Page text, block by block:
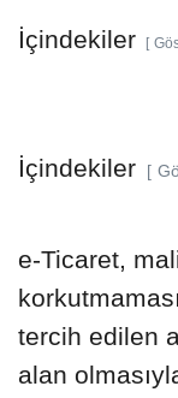
İçindekiler
e-Ticaret,
tercih edilen
alan
İçindekiler